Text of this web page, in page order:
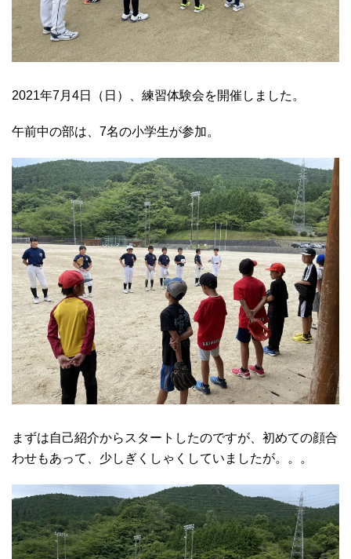
2021年7月4日（日）、練習体験会を開催しました。
午前中の部は、7名の小学生が参加。
まずは自己紹介からスタートしたのですが、初めての顔合
わせもあって、少しぎくしゃくしていましたが。。。